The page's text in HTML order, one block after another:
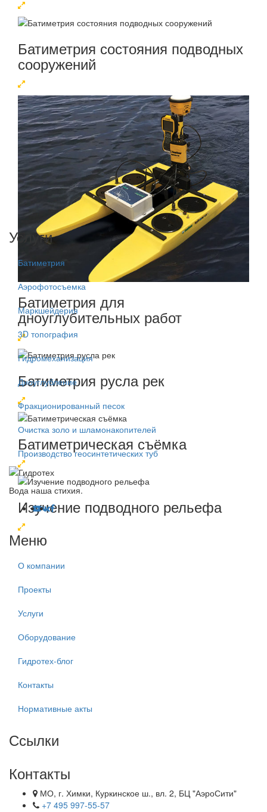
Батиметрия состояния подводных
сооружений
Батиметрия для
дноуглубительных работ
Батиметрия русла рек
Батиметрическая съёмка
Изучение подводного рельефа
Услуги
Батиметрия
Аэрофотосъемка
Маркшейдерия
3D топография
Гидромеханизация
Дноуглубление
Фракционированный песок
Очистка золо и шламонакопителей
Производство геосинтетических туб
Вода наша стихия.
Меню
О компании
Проекты
Услуги
Оборудование
Гидротех-блог
Контакты
Нормативные акты
Ссылки
Контакты
МО, г. Химки, Куркинское ш., вл. 2, БЦ "АэроСити"
+7 495 997-55-57